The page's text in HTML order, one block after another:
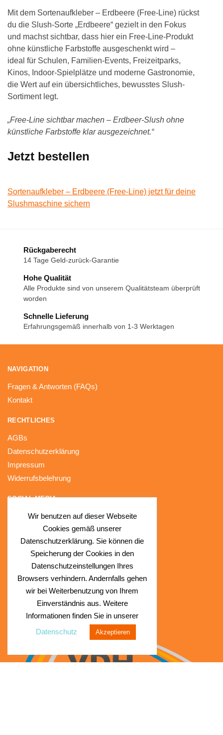
Mit dem Sortenaufkleber – Erdbeere (Free-Line) rückst
du die Slush-Sorte „Erdbeere“ gezielt in den Fokus
und machst sichtbar, dass hier ein Free-Line-Produkt
ohne künstliche Farbstoffe ausgeschenkt wird –
ideal für Schulen, Familien-Events, Freizeitparks,
Kinos, Indoor-Spielplätze und moderne Gastronomie,
die Wert auf ein übersichtliches, bewusstes Slush-
Sortiment legt.
„Free-Line sichtbar machen – Erdbeer-Slush ohne
künstliche Farbstoffe klar ausgezeichnet.“
Jetzt bestellen
Sortenaufkleber – Erdbeere (Free-Line) jetzt für deine
Slushmaschine sichern
Rückgaberecht
14 Tage Geld-zurück-Garantie
Hohe Qualität
Alle Produkte sind von unserem Qualitätsteam überprüft
worden
Schnelle Lieferung
Erfahrungsgemäß innerhalb von 1-3 Werktagen
NAVIGATION
Fragen & Antworten (FAQs)
Kontakt
RECHTLICHES
AGBs
Datenschutzerklärung
Impressum
Widerrufsbelehrung
SOCIAL MEDIA
FacebookWir benutzen auf dieser Webseite
Cookies gemäß unserer
Datenschutzerklärung. Sie können die
Speicherung der Cookies in den
Datenschutzeinstellungen Ihres
Browsers verhindern. Andernfalls gehen
wir bei Weiterbenutzung von Ihrem
Einverständnis aus. Weitere
Informationen finden Sie in unserer
Datenschutz
Akzeptieren